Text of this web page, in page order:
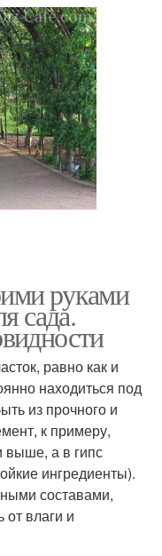
руками
сада.
равно как и
находиться под
из прочного и
к примеру,
выше, а в гипс
ингредиенты).
составами,
от влаги и